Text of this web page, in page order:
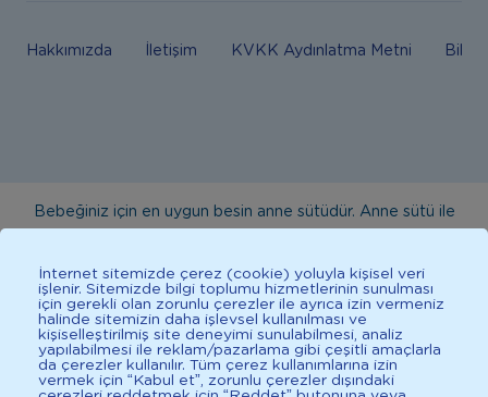
Hakkımızda İletişim KVKK Aydınlatma Metni Bilgi
Bebeğiniz için en uygun besin anne sütüdür. Anne sütü ile
danışınız. Bu sitede yayınlanan bilgiler hekim tavsiyesi
yerine geçmez. En doğru bilgi için doktorunuza danışınız.
Sağlıklı yaşam için dengeli, çeşitli beslenilmelidir. *D vitamini
çocuklarda bağışıklık sisteminin normal işlevine katkıda
bulunur.
İnternet sitemizde çerez (cookie) yoluyla kişisel veri
işlenir. Sitemizde bilgi toplumu hizmetlerinin sunulması
için gerekli olan zorunlu çerezler ile ayrıca izin vermeniz
halinde sitemizin daha işlevsel kullanılması ve
kişiselleştirilmiş site deneyimi sunulabilmesi, analiz
yapılabilmesi ile reklam/pazarlama gibi çeşitli amaçlarla
da çerezler kullanılır. Tüm çerez kullanımlarına izin
vermek için “Kabul et”, zorunlu çerezler dışındaki